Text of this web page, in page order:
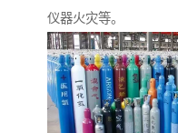
仪器火灾等。